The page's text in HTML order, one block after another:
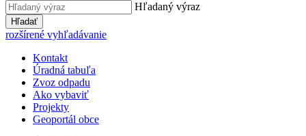
Hľadaný výraz
Hľadať
rozšírené vyhľadávanie
Kontakt
Úradná tabuľa
Zvoz odpadu
Ako vybaviť
Projekty
Geoportál obce